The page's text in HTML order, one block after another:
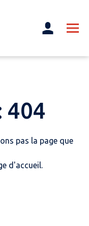
404
pas la page que
d'accueil.